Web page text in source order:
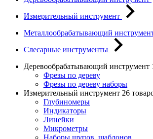
Измерительный инструмент
Металлообрабатывающий
Слесарные инструменты
Деревообрабатывающий инструмент
Фрезы по дереву
Фрезы по дереву наборы
Измерительный инструмент 26
Глубиномеры
Индикаторы
Линейки
Микрометры
Наборы щупов, шаблонов